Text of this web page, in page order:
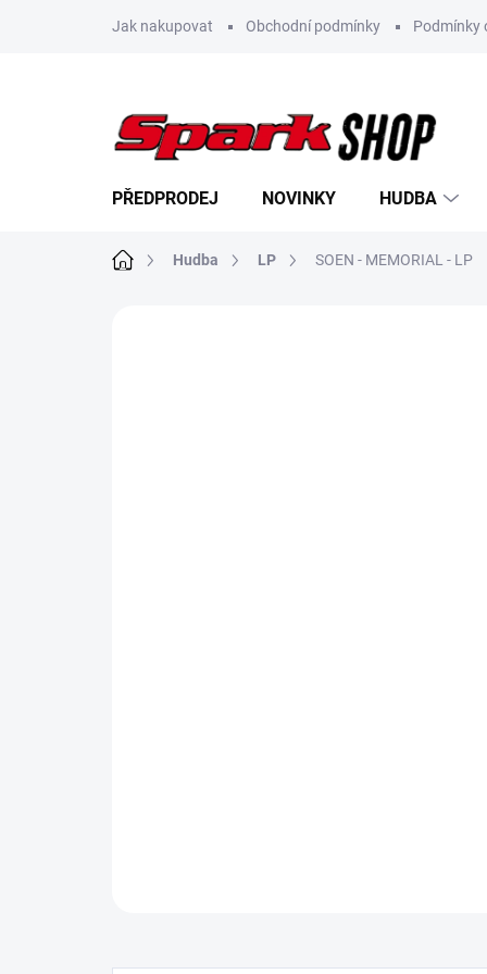
Jak nakupovat Obchodní podmínky Podmínky
PŘEDPRODEJ NOVINKY HUDBA
Domů Hudba LP SOEN - MEMORIAL - LP